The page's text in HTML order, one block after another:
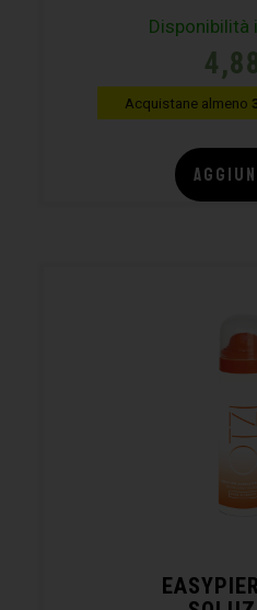
Disponibilità
Acquistane almeno